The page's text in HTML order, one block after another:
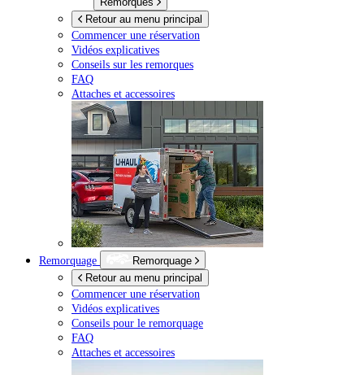
Retour au menu principal
Commencer une réservation
Vidéos explicatives
Conseils sur les remorques
FAQ
Attaches et accessoires
Remorquage
Remorquage
Retour au menu principal
Commencer une réservation
Vidéos explicatives
Conseils pour le remorquage
FAQ
Attaches et accessoires